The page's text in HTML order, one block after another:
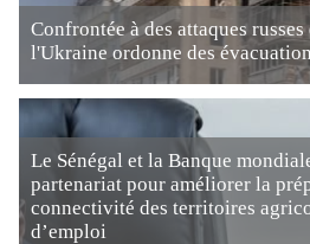
Confrontée à des attaques
l'Ukraine ordonne des
Le Sénégal et la Banque
partenariat pour améliorer la
connectivité des territoires
d’emploi